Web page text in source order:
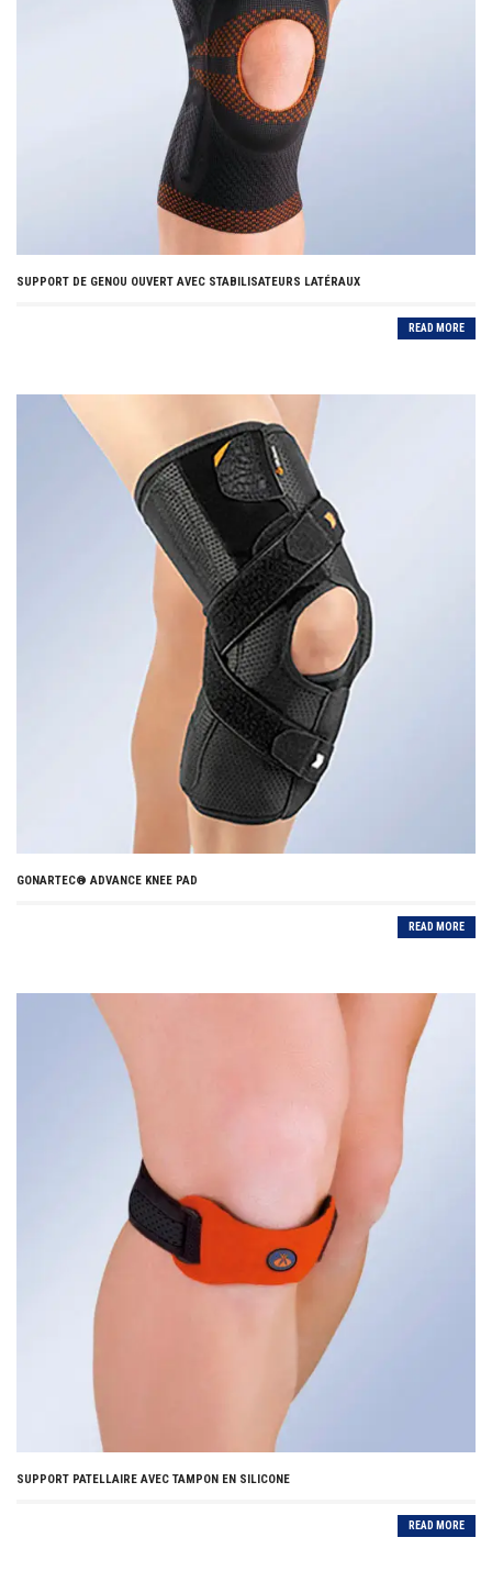
SUPPORT DE GENOU OUVERT AVEC STABILISATEURS LATÉRAUX
READ MORE
GONARTEC® ADVANCE KNEE PAD
READ MORE
SUPPORT PATELLAIRE AVEC TAMPON EN SILICONE
READ MORE